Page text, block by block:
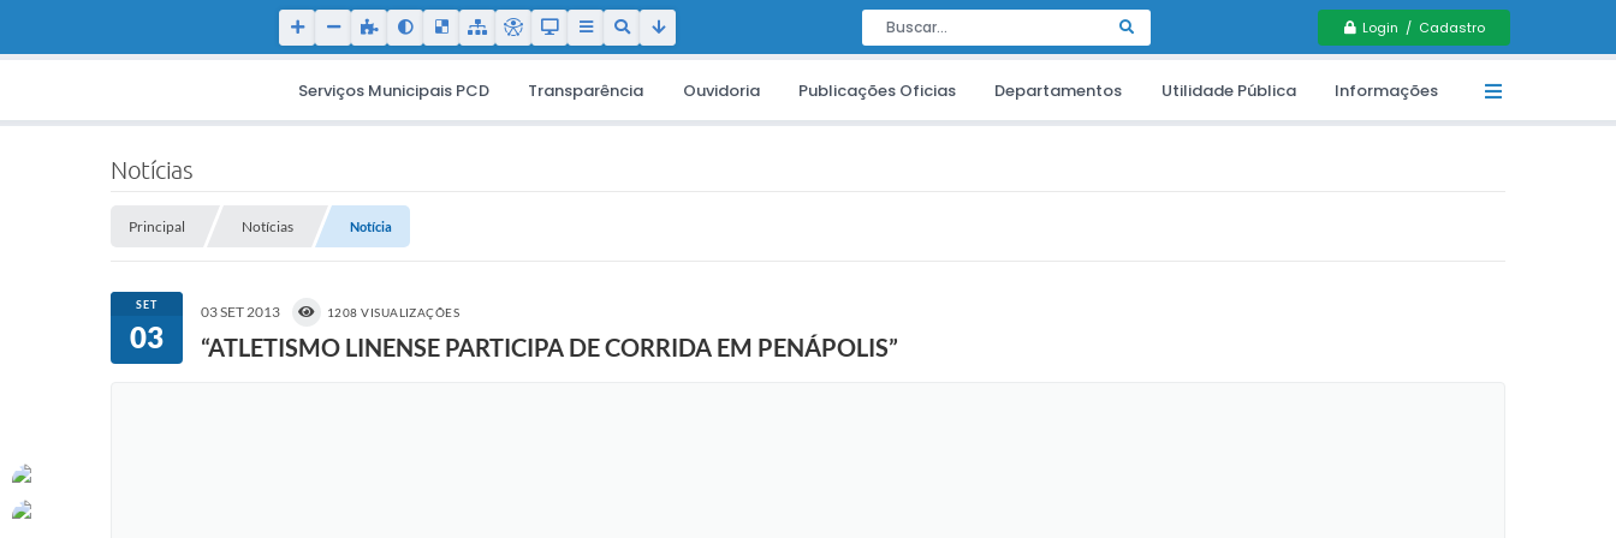
Login / Cadastro
Serviços Municipais PCD Transparência Ouvidoria Publicações Oficias Departamentos Utilidade Pública Informações
Notícias
Principal Notícias Notícia
SET
03
03 SET 2013 1208 VISUALIZAÇÕES
“ATLETISMO LINENSE PARTICIPA DE CORRIDA EM PENÁPOLIS”